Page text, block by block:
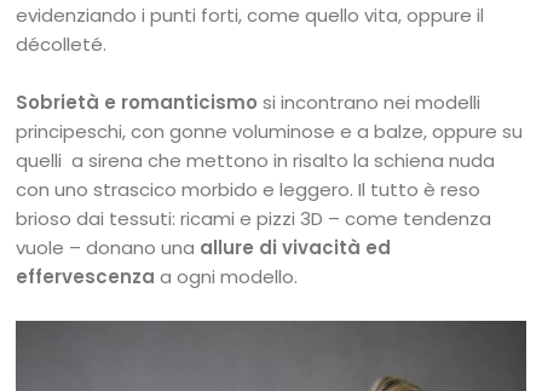
evidenziando i punti forti, come quello vita, oppure il
décolleté.
Sobrietà e romanticismo si incontrano nei modelli
principeschi, con gonne voluminose e a balze, oppure su
quelli a sirena che mettono in risalto la schiena nuda
con uno strascico morbido e leggero. Il tutto è reso
brioso dai tessuti: ricami e pizzi 3D – come tendenza
vuole – donano una allure di vivacità ed
effervescenza a ogni modello.